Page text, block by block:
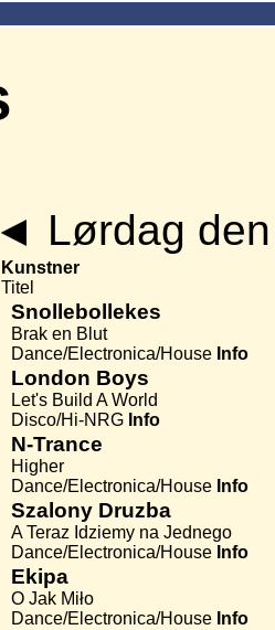
◄ Lørdag
Kunstner
Titel
Snollebollekes
Brak en Blut
Dance/Electronica/House Info
London Boys
Let's Build A World
Disco/Hi-NRG Info
N-Trance
Higher
Dance/Electronica/House Info
Szalony Druzba
A Teraz Idziemy na Jednego
Dance/Electronica/House Info
Ekipa
O Jak Miło
Dance/Electronica/House Info